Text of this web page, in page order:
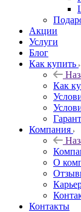
Акции
Услуги
Блог
Как купить
Как
Компания
О
Контакты